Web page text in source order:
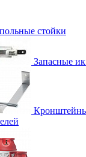
стойки
Запасные